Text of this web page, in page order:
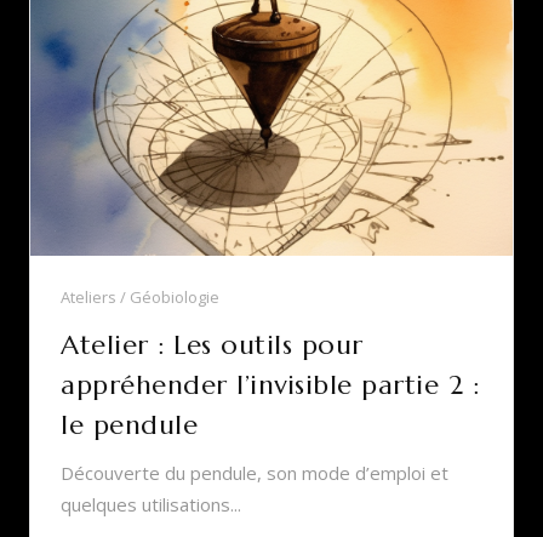
Ateliers Géobiologie
Atelier : Les outils pour
appréhender l’invisible partie 2 :
le pendule
Découverte du pendule, son mode d’emploi et
quelques utilisations...